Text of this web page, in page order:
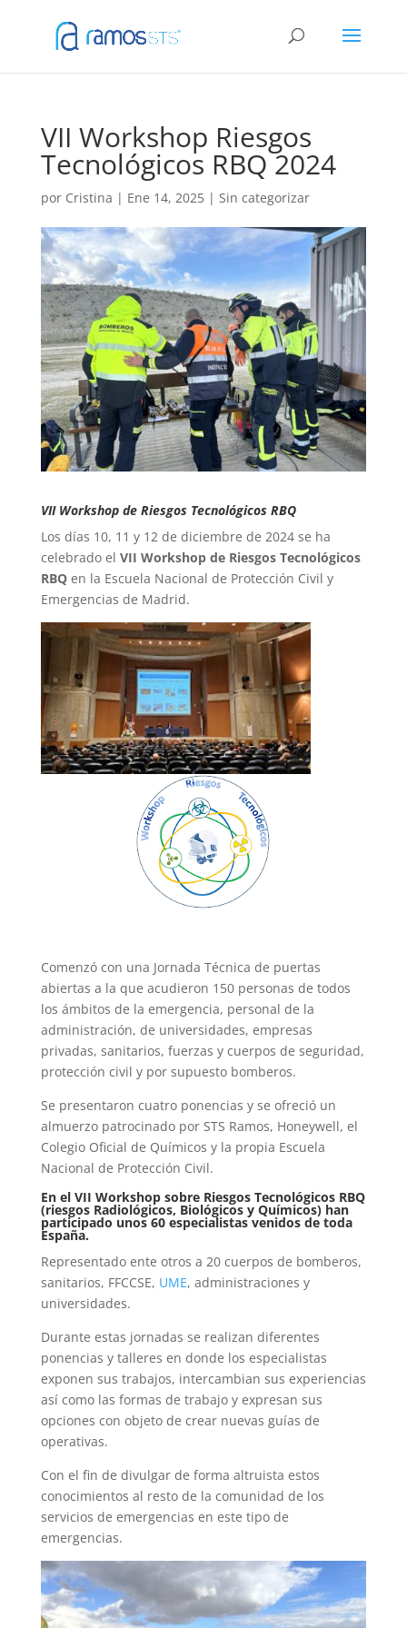
VII Workshop Riesgos
Tecnológicos RBQ 2024
por Cristina | Ene 14, 2025| Sin categorizar
VII Workshop de Riesgos Tecnológicos RBQ
Los días 10, 11 y 12 de diciembre de 2024 se ha
celebrado el VII Workshop de Riesgos Tecnológicos
RBQ en la Escuela Nacional de Protección Civil y
Emergencias de Madrid.
Comenzó con una Jornada Técnica de puertas
abiertas a la que acudieron 150 personas de todos
los ámbitos de la emergencia, personal de la
administración, de universidades, empresas
privadas, sanitarios, fuerzas y cuerpos de seguridad,
protección civil y por supuesto bomberos.
Se presentaron cuatro ponencias y se ofreció un
almuerzo patrocinado por STS Ramos, Honeywell, el
Colegio Oficial de Químicos y la propia Escuela
Nacional de Protección Civil.
En el VII Workshop sobre Riesgos Tecnológicos RBQ
(riesgos Radiológicos, Biológicos y Químicos) han
participado unos 60 especialistas venidos de toda
España.
Representado ente otros a 20 cuerpos de bomberos,
sanitarios, FFCCSE, UME, administraciones y
universidades.
Durante estas jornadas se realizan diferentes
ponencias y talleres en donde los especialistas
exponen sus trabajos, intercambian sus experiencias
así como las formas de trabajo y expresan sus
opciones con objeto de crear nuevas guías de
operativas.
Con el fin de divulgar de forma altruista estos
conocimientos al resto de la comunidad de los
servicios de emergencias en este tipo de
emergencias.